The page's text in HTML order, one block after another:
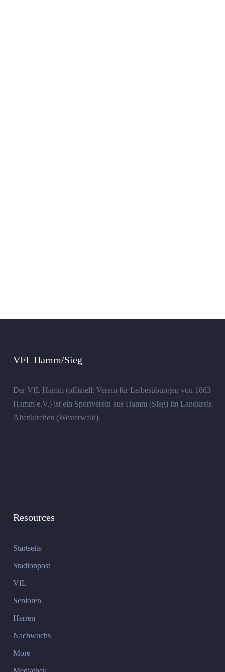
VFL Hamm/Sieg
Der VfL Hamm (offiziell: Verein für Leibesübungen von 1883
Hamm e.V.) ist ein Sportverein aus Hamm (Sieg) im Landkreis
Altenkirchen (Westerwald).
Resources
Startseite
Stadionpost
VfL+
Senioren
Herren
Nachwuchs
More